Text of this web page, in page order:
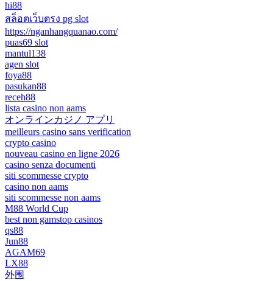
hi88
สล็อตเว็บตรง pg slot
https://nganhangquanao.com/
puas69 slot
mantul138
agen slot
foya88
pasukan88
receh88
lista casino non aams
オンラインカジノ アプリ
meilleurs casino sans verification
crypto casino
nouveau casino en ligne 2026
casino senza documenti
siti scommesse crypto
casino non aams
siti scommesse non aams
M88 World Cup
best non gamstop casinos
qs88
Jun88
AGAM69
LX88
外围